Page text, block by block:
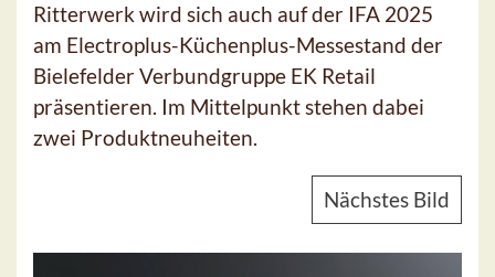
Ritterwerk wird sich auch auf der IFA 2025
am Electroplus-Küchenplus-Messestand der
Bielefelder Verbundgruppe EK Retail
präsentieren. Im Mittelpunkt stehen dabei
zwei Produktneuheiten.
Nächstes Bild